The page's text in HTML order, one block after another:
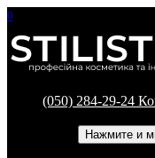
0
(050) 284-29-24
Нажмите и